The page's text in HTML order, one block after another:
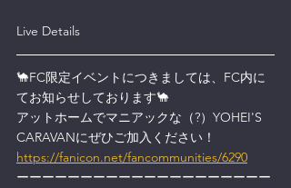
Live Details
🐪FC限定イベントにつきましては、FC内に
てお知らせしております🐪
アットホームでマニアックな（?）YOHEI'S
CARAVANにぜひご加入ください！
https://fanicon.net/fancommunities/6290
ーーーーーーーーーーーーーーーーーーーー